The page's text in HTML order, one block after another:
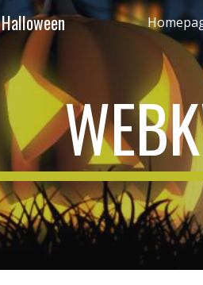
Skip
Halloween